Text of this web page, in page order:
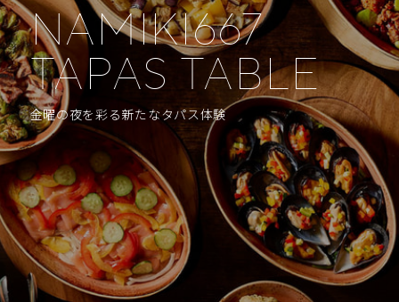
ライバシーポリシー
採用情報
イアット セントリック 銀座 東京
2019 HYATT CORPORATION
NAMIKI667
TAPAS TABLE
金曜の夜を彩る新たなタパス体験